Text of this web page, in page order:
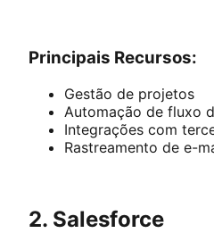
Principais Recursos:
Gestão de projetos
Automação de fluxo
Integrações com
Rastreamento de e-
2. Salesforce